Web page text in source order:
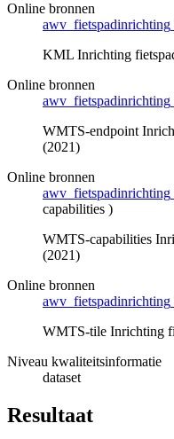
Online bronnen
awv_fietspadinrichting
KML Inrichting
Online bronnen
awv_fietspadinrichting
WMTS-endpoint
(2021)
Online bronnen
awv_fietspadinrichting
capabilities )
WMTS-capabilities
(2021)
Online bronnen
awv_fietspadinrichting
WMTS-tile Inrichting
Niveau kwaliteitsinformatie
dataset
Resultaat